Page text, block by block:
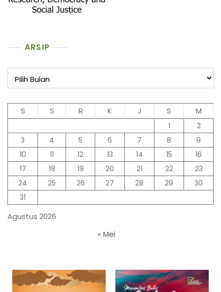
ARSIP
Agustus 2026
S S R K J S M
1
2
3
4 5 6 7 8
9
10
11 12 13 14 15
16
17
18 19 20 21 22
23
24
25 26 27 28 29
30
31
« Mei